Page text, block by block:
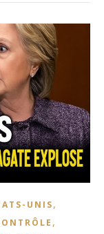
UNIS,
,